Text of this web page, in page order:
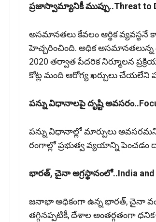
ప్రజాస్వామ్యానికీ ముప్పు..Threat to
అసమానతలు కేవలం ఆర్థిక వ్యవస్థనే
హెచ్చరించింది. అధిక అసమానతలున్న
2020 తర్వాత పేదరిక నిర్మూలన
కోట్ల మంది ఆరోగ్య ఖర్చులు చేయలేని
పన్ను విధానాలపై దృష్టి
పన్ను విధానాల్లో మార్పులు
రంగాల్లో ప్రభుత్వ వ్యయాన్ని
భారత్‌, చైనా అగ్రస్థానంలో..India and
జనాభా అధికంగా ఉన్న భారత్‌, చైనా
తగ్గినప్పటికీ, దేశాల అంతర్గతంగా